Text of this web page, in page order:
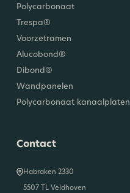
Polycarbonaat
Trespa®
Voorzetramen
Alucobond®
Dibond®
Wandpanelen
Polycarbonaat kanaalplaten
Contact
Habraken 2330
5507 TL Veldhoven